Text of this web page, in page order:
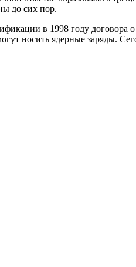
до сих пор.
в 1998 году
носить ядерные заряды.